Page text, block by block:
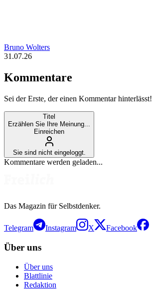
Bruno Wolters
31.07.26
Kommentare
Sei der Erste, der einen Kommentar hinterlässt!
Titel
Erzählen Sie Ihre Meinung...
Einreichen
Sie sind nicht eingeloggt.
Kommentare werden geladen...
Das Magazin für Selbstdenker.
Telegram Instagram X Facebook
Über uns
Über uns
Blattlinie
Redaktion